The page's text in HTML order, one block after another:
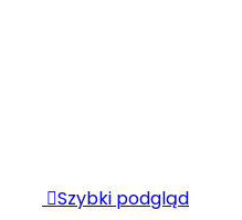
Szybki podgląd